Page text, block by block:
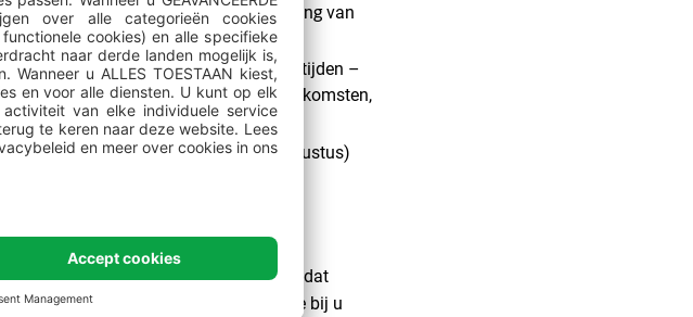
onder begeleiding van
professionele team
voor alle leeftijden –
uitstapjes, themadagen en bijeenkomsten,
Disco en Maro Party
uur per dag geopend (half juni – augustus)
Paradijsstrand, een lang zandstrand dat
Kies de accommodatie die het beste bij u